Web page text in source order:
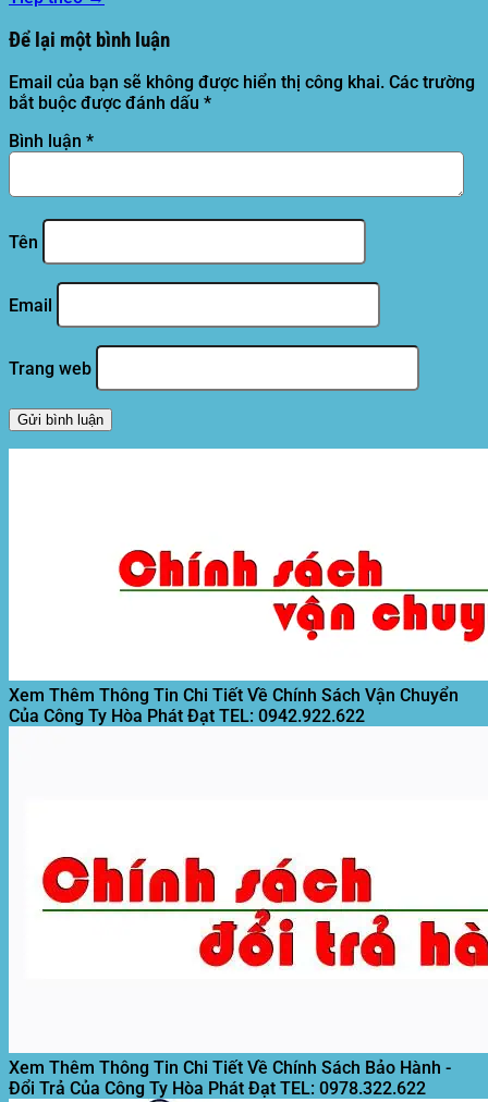
Để lại một bình luận
Email của bạn sẽ không được hiển thị công khai. Các trường
bắt buộc được đánh dấu *
Bình luận *
Tên
Email
Trang web
Xem Thêm Thông Tin Chi Tiết Về Chính Sách Vận Chuyển
Của Công Ty Hòa Phát Đạt TEL: 0942.922.622
Xem Thêm Thông Tin Chi Tiết Về Chính Sách Bảo Hành -
Đổi Trả Của Công Ty Hòa Phát Đạt TEL: 0978.322.622